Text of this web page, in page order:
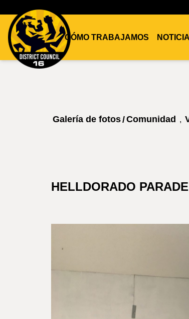
CÓMO TRABAJAMOS
Galería de fotos/Comunidad ,
HELLDORADO